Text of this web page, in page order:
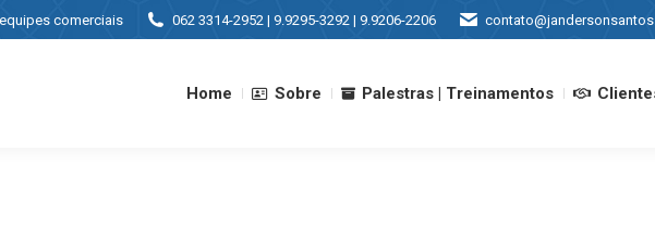
comerciais 062 3314-2952 | 9.9295-3292 | 9.9206-2206
Home Sobre Palestras | Treinamentos
Palestras | Treinamentos